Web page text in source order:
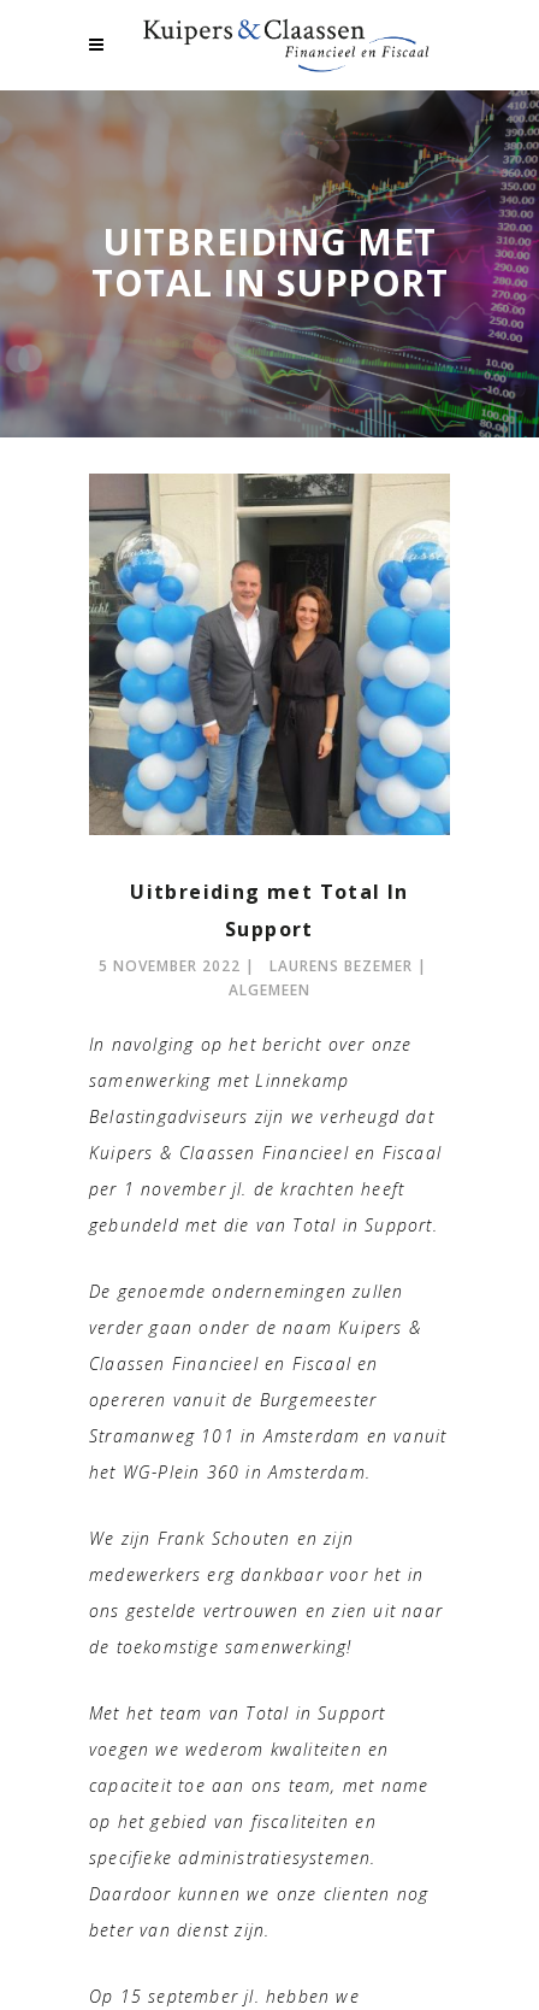
UITBREIDING MET
TOTAL IN SUPPORT
Uitbreiding met Total In
Support
5 NOVEMBER 2022
LAURENS BEZEMER
ALGEMEEN
In navolging op het bericht over onze
samenwerking met Linnekamp
Belastingadviseurs zijn we verheugd dat
Kuipers & Claassen Financieel en Fiscaal
per 1 november jl. de krachten heeft
gebundeld met die van Total in Support.
De genoemde ondernemingen zullen
verder gaan onder de naam Kuipers &
Claassen Financieel en Fiscaal en
opereren vanuit de Burgemeester
Stramanweg 101 in Amsterdam en vanuit
het WG-Plein 360 in Amsterdam.
We zijn Frank Schouten en zijn
medewerkers erg dankbaar voor het in
ons gestelde vertrouwen en zien uit naar
de toekomstige samenwerking!
Met het team van Total in Support
voegen we wederom kwaliteiten en
capaciteit toe aan ons team, met name
op het gebied van fiscaliteiten en
specifieke administratiesystemen.
Daardoor kunnen we onze clienten nog
beter van dienst zijn.
Op 15 september jl. hebben we